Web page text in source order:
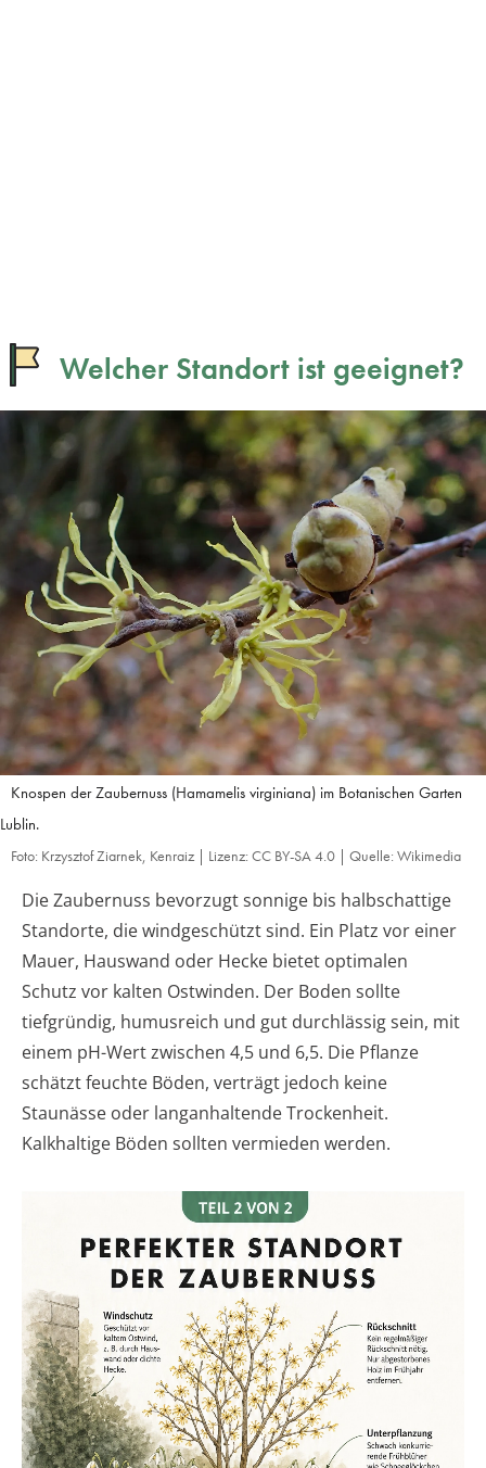
Welcher Standort ist geeignet?
Knospen der Zaubernuss (Hamamelis virginiana) im Botanischen Garten
Lublin.
Foto: Krzysztof Ziarnek, Kenraiz | Lizenz: CC BY-SA 4.0 | Quelle: Wikimedia
Die Zaubernuss bevorzugt sonnige bis halbschattige
Standorte, die windgeschützt sind. Ein Platz vor einer
Mauer, Hauswand oder Hecke bietet optimalen
Schutz vor kalten Ostwinden. Der Boden sollte
tiefgründig, humusreich und gut durchlässig sein, mit
einem pH-Wert zwischen 4,5 und 6,5. Die Pflanze
schätzt feuchte Böden, verträgt jedoch keine
Staunässe oder langanhaltende Trockenheit.
Kalkhaltige Böden sollten vermieden werden.